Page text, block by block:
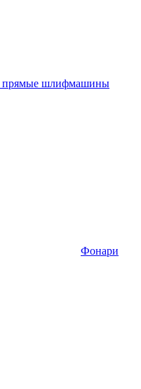
прямые шлифмашины
Фонари